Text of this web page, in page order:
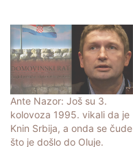
Ante Nazor: Još su 3.
kolovoza 1995. vikali da je
Knin Srbija, a onda se čude
što je došlo do Oluje.